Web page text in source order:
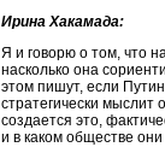
Ирина Хакамада:
Я и говорю о том, что
насколько она
этом пишут, если
стратегически мыслит
создается это,
и в каком обществе